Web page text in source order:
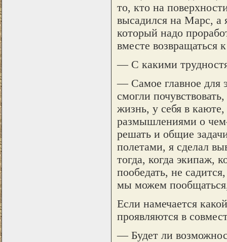
то, кто на
высадился на Марс, а
который надо
вместе возвращаться
— С какими
— Самое главное для
смогли
жизнь, у себя в
размышлениями о
решать и общие
полетами, я сделал
тогда, когда экипаж,
пообедать, не
мы можем пообщаться,
Если намечается
проявляются в
— Будет ли